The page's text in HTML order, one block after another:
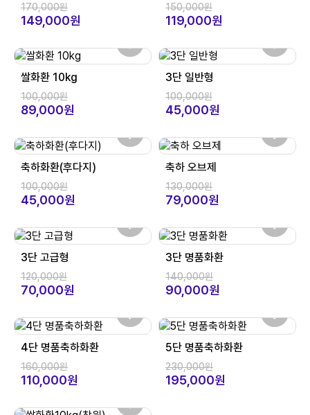
170,000원
149,000원
150,000원
119,000원
쌀화환 10kg
100,000원
89,000원
3단 일반형
100,000원
45,000원
축하화환(후다지)
100,000원
45,000원
축하 오브제
130,000원
79,000원
3단 고급형
120,000원
70,000원
3단 명품화환
140,000원
90,000원
4단 명품축하화환
160,000원
110,000원
5단 명품축하화환
230,000원
195,000원